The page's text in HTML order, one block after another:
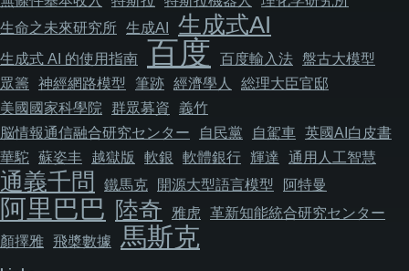
生命之未來研究所 生成AI 生成式AI
生成式 AI 的使用指南 百度 百度輸入法 盤古大模型
眾籌
神經網路模型 筆跡 經濟學人
総理大臣官邸
美國國家科學院
群眾募資
義竹
脳情報通信融合研究センター
自民黨 自駕車 英國AI白皮書
華駝 蘇姿丰 越獄版 軟銀 軟體銀行 輝達 通用人工智慧
通義千問 鐵馬克 開源大型語言模型 阿特曼
阿里巴巴 陸奇 雅虎
革新知能統合研究センター
顏擇雅 飛槳數據 馬斯克